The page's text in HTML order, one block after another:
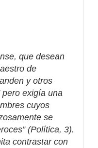
que desean
de
y otros
exigía una
cuyos
se
(Política, 3).
contrastar con